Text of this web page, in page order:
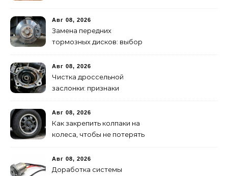
пошаговое руководство
Авг 08, 2026
Замена передних
тормозных дисков: выбор
Авг 08, 2026
Чистка дроссельной
заслонки: признаки
Авг 08, 2026
Как закрепить колпаки на
колеса, чтобы не потерять
Авг 08, 2026
Доработка системы